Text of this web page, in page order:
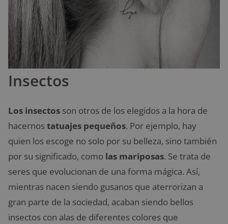
Insectos
Los insectos son otros de los elegidos a la hora de
hacernostatuajes pequeños. Por ejemplo, hay
quien los escoge no solo por su belleza, sino también
por su significado, como las mariposas. Se trata de
seres que evolucionan de una forma mágica. Así,
mientras nacen siendo gusanos que aterrorizan a
gran parte de la sociedad, acaban siendo bellos
insectos con alas de diferentes colores que